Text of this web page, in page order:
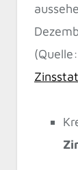
(Quelle: